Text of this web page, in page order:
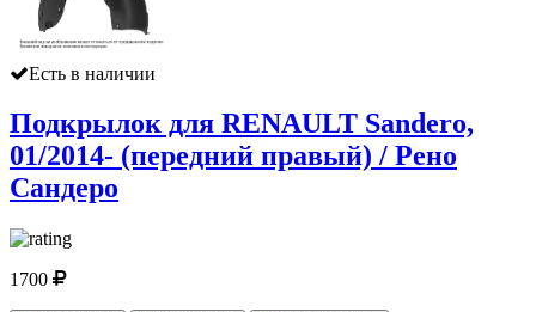
Есть в наличии
Подкрылок для RENAULT Sandero,
01/2014- (передний правый) / Рено
Сандеро
1700